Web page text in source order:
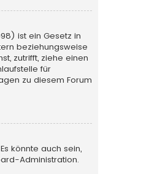
ist ein Gesetz in
beziehungsweise
zutrifft, ziehe einen
für
zu diesem Forum
könnte auch sein,
Administration.